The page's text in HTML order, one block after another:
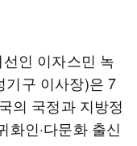
인 이자스민 녹
기구 이사장)은 7
의 국정과 지방정
화인·다문화 출신